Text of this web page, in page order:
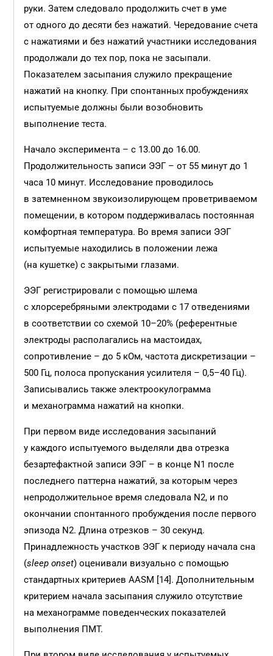
руки. Затем следовало продолжить счет в уме
от одного до десяти без нажатий. Чередование счета
с нажатиями и без нажатий участники исследования
продолжали до тех пор, пока не засыпали.
Показателем засыпания служило прекращение
нажатий на кнопку. При спонтанных пробуждениях
испытуемые должны были возобновить
выполнение теста.
Начало эксперимента – с 13.00 до 16.00.
Продолжительность записи ЭЭГ – от 55 минут до 1
часа 10 минут. Исследование проводилось
в затемненном звукоизолирующем проветриваемом
помещении, в котором поддерживалась постоянная
комфортная температура. Во время записи ЭЭГ
испытуемые находились в положении лежа
(на кушетке) с закрытыми глазами.
ЭЭГ регистрировали с помощью шлема
с хлорсеребряными электродами с 17 отведениями
в соответствии со схемой 10–20% (референтные
электроды располагались на мастоидах,
сопротивление – до 5 кОм, частота дискретизации –
500 Гц, полоса пропускания усилителя – 0,5–40 Гц).
Записывались также электроокулограмма
и механограмма нажатий на кнопки.
При первом виде исследования засыпаний
у каждого испытуемого выделяли два отрезка
безартефактной записи ЭЭГ – в конце N1 после
последнего паттерна нажатий, за которым через
непродолжительное время следовала N2, и по
окончании спонтанного пробуждения после первого
эпизода N2. Длина отрезков – 30 секунд.
Принадлежность участков ЭЭГ к периоду начала сна
(sleep onset) оценивали визуально с помощью
стандартных критериев AASM [14]. Дополнительным
критерием начала засыпания служило отсутствие
на механограмме поведенческих показателей
выполнения ПМТ.